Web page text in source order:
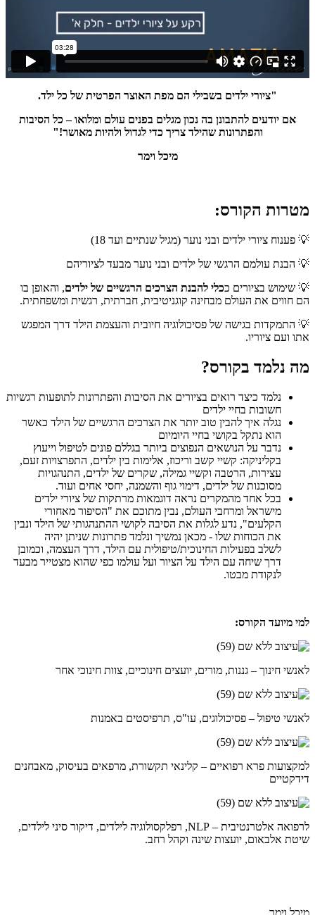
"ציורי ילדים בשבילי הם מפת האוצר הפרטית של כל ילד.
אם יודעים להתבונן בה נכון מגלים בפנים עולם ומלואו – כל הסיבות
והפתרונות שהילד צריך כדי לגדול ולהיות מאושר!"
מיכל וימר
מטרות הקורס:
💡 פענוח ציורי ילדים ובני נוער (מגיל שנתיים ועד 18)
💡 הבנת עולמם הרגשי של ילדים ובני נוער מבעד לציוריהם
💡 שימוש בציורים ככלי להבנת הצרכים הרגשיים של ילדים, והאופן בו
הם חווים את העולם מבחינה קוגניטיבית, חברתית, רגשית ומשפחתית.
💡 התמקדות בגישה של פסיכולוגיה חיובית והעצמת הילד דרך המפגש
אתו ועם ציוריו.
מה נלמד בקורס?
נלמד כיצד רואים בציורים את הסיבות והפתרונות לתופעות רגשיות
חשובות בחיי ילדים
נגלה איך להבין טוב יותר את הצרכים הרגשיים של הילד כאשר
הוא נתקל בקושי בחיי היומיום
נדבר על הנושאים הנפוצים ביותר בגללם פונים לטיפול וייעוץ
בקליניקה: קשיי קשב וריכוז, אלימות בין ילדים, התפרצויות זעם,
עצירות, הרטבה וקשיי גמילה, שקרים של ילדים, התנהגויות
מסוכנות של ילדים, דימוי גוף והשמנה, יחסי אחים ועוד.
בכל אחד מהמקרים נראה דוגמאות מרתקות של ציורי ילדים
מישראל ומרחבי העולם, נבין מתוכם את "הסיפור מאחורי
הקלעים", נדע לגלות את הסיבה לקושי ההתנהגותי של הילד ונבין
את הכוחות שלו - מכאן נמשיך ונלמד פתרונות שניתן יהיה
לשלב בפעילות החינוכית/טיפולית עם הילד, דרך העצמה, וכמובן
דרך שיחה עם הילד על הציור ועל עולמו כפי שהוא מצטייר מבעד
לנקודת מבטו.
למי מיועד הקורס:
לאנשי חינוך – גננות, מורים, יועצים חינוכיים, צוות חינוכי אחר
לאנשי טיפול – פסיכולוגים, עו"ס, תרפיסטים באמנות
למקצועות פרא רפואיים – קלינאי תקשורת, מרפאים בעיסוק, מאבחנים
דידקטיים
לרפואה אלטרנטיבית – NLP, רפלקסולוגיה לילדים, דיקור סיני לילדים,
שיטת אלבאום, יועצות שינה וקהל רחב.
מיכל וימר